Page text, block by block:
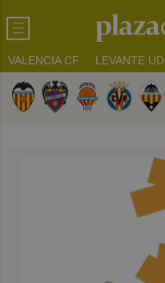
VALENCIA CF LEVANTE UD